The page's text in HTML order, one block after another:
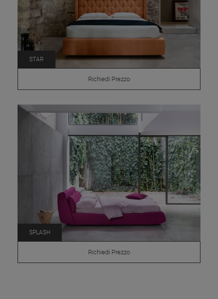
STAR
Richiedi Prezzo
SPLASH
Richiedi Prezzo